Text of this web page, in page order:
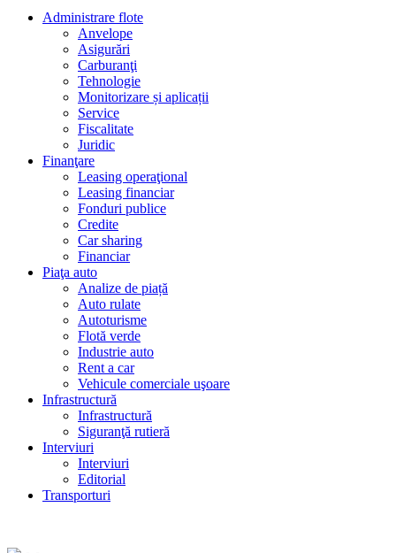
Administrare flote
Anvelope
Asigurări
Carburanţi
Tehnologie
Monitorizare și aplicații
Service
Fiscalitate
Juridic
Finanţare
Leasing operaţional
Leasing financiar
Fonduri publice
Credite
Car sharing
Financiar
Piaţa auto
Analize de piață
Auto rulate
Autoturisme
Flotă verde
Industrie auto
Rent a car
Vehicule comerciale uşoare
Infrastructură
Infrastructură
Siguranţă rutieră
Interviuri
Interviuri
Editorial
Transporturi